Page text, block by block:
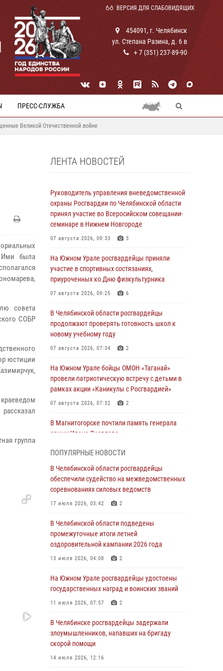
ВЕРСИЯ ДЛЯ СЛАБОВИДЯЩИХ
454091, г. Челябинск
ул. Степана Разина, д. 6 в
+ 7 (351) 237-89-90
ПРЕСС-СЛУЖБА
Великой Отечественной войне
Ими была
совета
СОБР
юстиции
группа
ЛЕНТА НОВОСТЕЙ
Руководитель управления вневедомственной
охраны Росгвардии по Челябинской области
принял участие во Всеросийском совещании-
семинаре в Нижнем Новгороде
07 августа 2026, 09:33 3
На Южном Урале росгвардейцы приняли
участие в спортивных состязаниях,
приуроченных ко Дню физкультурника
07 августа 2026, 09:25 6
В Челябинской области росгвардейцы
продолжают проверять готовность школ к
новому учебному году
07 августа 2026, 07:34 2
На Южном Урале бойцы ОМОН «Таганай»
провели патриотическую встречу с детьми в
рамках акции «Каникулы с Росгвардией»
07 августа 2026, 07:32 2
В Магнитогорске почтили память генерала
армии Ивана Яковлева
В Магнитогорске сотрудники Росгвардии
задержали рецидивиста за хищение алкоголя
из супермаркета
05 августа 2026, 06:06
На Южном Урале спецназ Росгвардии провел
военно-полевые сборы для кадетов
04 августа 2026, 10:03 1
воров в Челябинске
04 августа 2026, 10:00
задержали подозреваемого в совершении
убийства
03 августа 2026, 11:41
ПОПУЛЯРНЫЕ НОВОСТИ
В Челябинской области росгвардейцы
обеспечили судейство на межведомственных
соревнованиях силовых ведомств
17 июля 2026, 03:42 2
В Челябинской области подведены
промежуточные итоги летней
оздоровительной кампании 2026 года
13 июля 2026, 04:08 2
На Южном Урале росгвардейцы удостоены
государственных наград и воинских званий
11 июля 2026, 07:57 2
В Челябинске росгвардейцы задержали
злоумышленников, напавших на бригаду
скорой помощи
14 июля 2026, 12:16